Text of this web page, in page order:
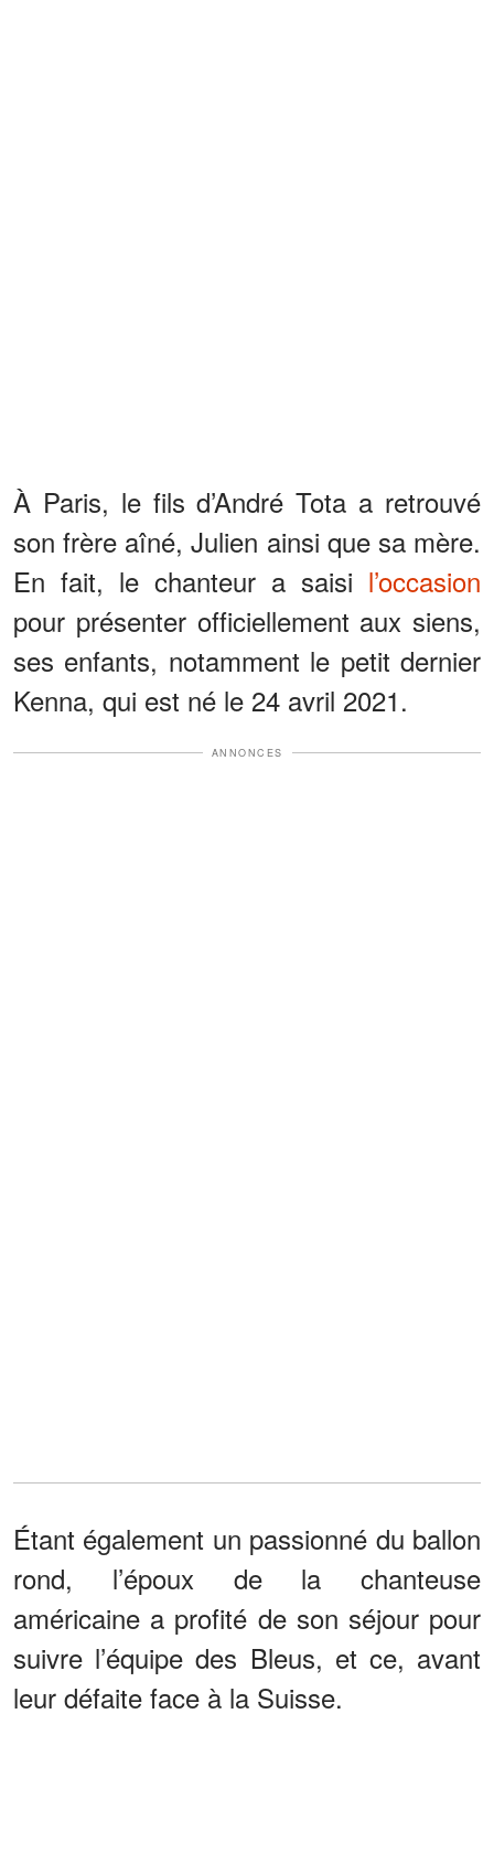
À Paris, le fils d’André Tota a retrouvé
son frère aîné, Julien ainsi que sa mère.
En fait, le chanteur a saisi l’occasion
pour présenter officiellement aux siens,
ses enfants, notamment le petit dernier
Kenna, qui est né le 24 avril 2021.
ANNONCES
Étant également un passionné du ballon
rond, l’époux de la chanteuse
américaine a profité de son séjour pour
suivre l’équipe des Bleus, et ce, avant
leur défaite face à la Suisse.